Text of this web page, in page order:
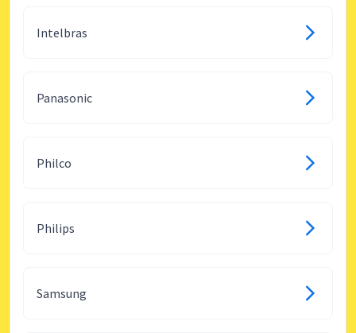
Intelbras
Panasonic
Philco
Philips
Samsung